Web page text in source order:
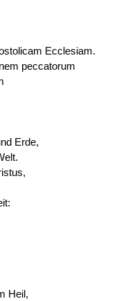
Ecclesiam.
peccatorum
Erde,
Heil,